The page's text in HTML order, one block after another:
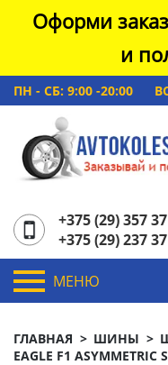
Оформи
и
ПН - СБ: 9:00 -20:00
+375 (29) 357
+375 (29) 237
МЕНЮ
ГЛАВНАЯ ШИНЫ
EAGLE F1 ASYMMETRIC